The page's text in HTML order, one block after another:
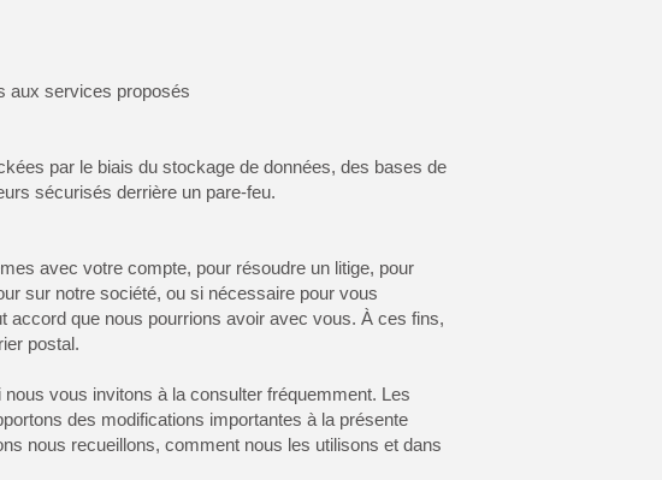
aux services proposés
par le biais du stockage de données, des bases de
sécurisés derrière un pare-feu.
avec votre compte, pour résoudre un litige, pour
sur notre société, ou si nécessaire pour vous
accord que nous pourrions avoir avec vous. À ces fins,
postal.
vous invitons à la consulter fréquemment. Les
des modifications importantes à la présente
nous recueillons, comment nous les utilisons et dans